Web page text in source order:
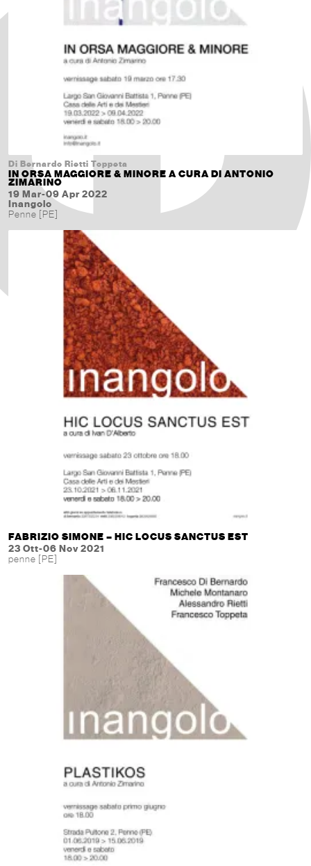
Di Bernardo Rietti Toppeta
IN ORSA MAGGIORE & MINORE A CURA DI ANTONIO
ZIMARINO
19 Mar-09 Apr 2022
Inangolo
Penne [PE]
FABRIZIO SIMONE – HIC LOCUS SANCTUS EST
23 Ott-06 Nov 2021
penne [PE]